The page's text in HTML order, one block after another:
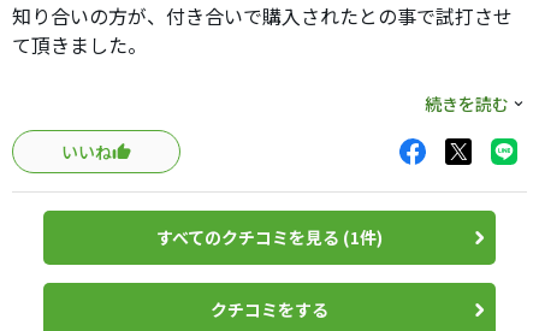
知り合いの方が、付き合いで購入されたとの事で試打させ
て頂きました。
あまりにも高価なクラブなので、キズを付けてはいけな
い！と思いトップ気味にしか打てませんでしたが、それで
も何故か球が上がるし距離が出る。笑うしかありません。
アイアンセットで４０万超！しかしルール不適合のため、
ネットでは１０万弱の価格帯ですね。分不相応という事も
ありますが、これに慣れると他のアイアンは打てないと思
い、何が良かったのか？を振り返った上で、グリップだ！
と思い、今のアイアンのグリップをエリートに交換する事
続きを読む
いいね
すべてのクチコミを見る (1件)
クチコミをする